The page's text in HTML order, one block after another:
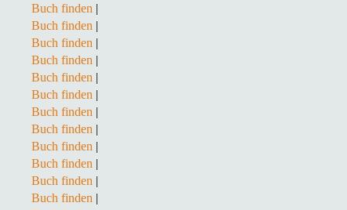
Buch finden |
Buch finden |
Buch finden |
Buch finden |
Buch finden |
Buch finden |
Buch finden |
Buch finden |
Buch finden |
Buch finden |
Buch finden |
Buch finden |